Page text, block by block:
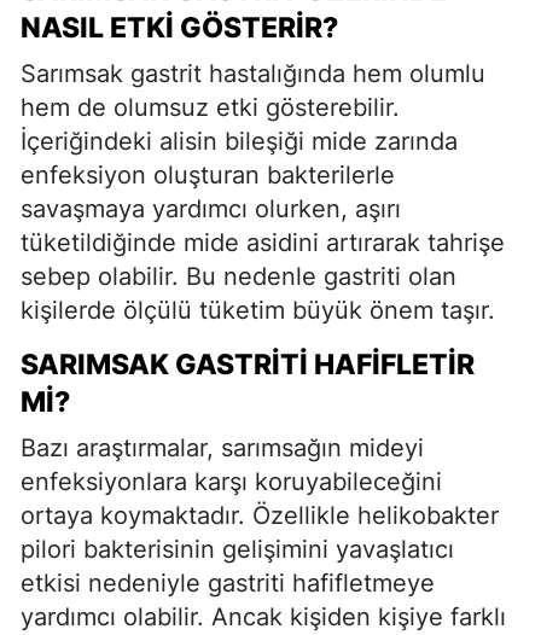
NASIL ETKI GÖSTERIR?
Sarımsak gastrit hastalığında hem olumlu
hem de olumsuz etki gösterebilir.
İçeriğindeki alisin bileşiği mide zarında
enfeksiyon oluşturan bakterilerle
savaşmaya yardımcı olurken, aşırı
tüketildiğinde mide asidini artırarak tahrişe
sebep olabilir. Bu nedenle gastriti olan
kişilerde ölçülü tüketim büyük önem taşır.
SARIMSAK GASTRITI HAFIFLETIR
MI?
Bazı araştırmalar, sarımsağın mideyi
enfeksiyonlara karşı koruyabileceğini
ortaya koymaktadır. Özellikle helikobakter
pilori bakterisinin gelişimini yavaşlatıcı
etkisi nedeniyle gastriti hafifletmeye
yardımcı olabilir. Ancak kişiden kişiye farklı